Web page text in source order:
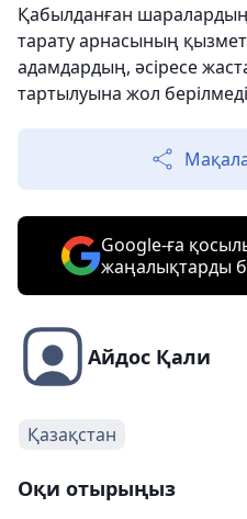
Қабылданған шаралардың
тарату арнасының
адамдардың, әсіресе
тартылуына жол
Google-ға
жаңалықтарды
Айдос Қали
Қазақстан
Оқи отырыңыз